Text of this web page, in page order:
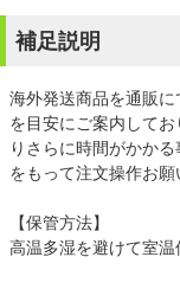
補足説明
海外発送商品を通販
を目安にご案内して
りさらに時間がかか
をもって注文操作お願
【保管方法】
高温多湿を避けて室温